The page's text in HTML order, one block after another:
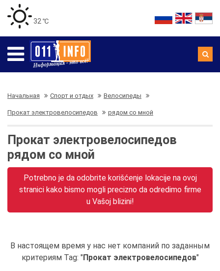
32 ℃
Начальная Спорт и отдых Велосипеды
Прокат электровелосипедов рядом со мной
Прокат электровелосипедов
рядом со мной
Potrebno je da odobrite korišćenje lokacije na ovoj
stranici kako bismo mogli precizno da odredimo firme
u Vašoj blizini!
В настоящем время у нас нет компаний по заданным
критериям Tag: "Прокат электровелосипедов"